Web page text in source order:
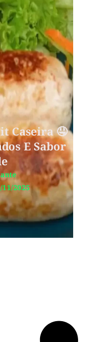
Caseira 🤤
E Sabor
11/2025